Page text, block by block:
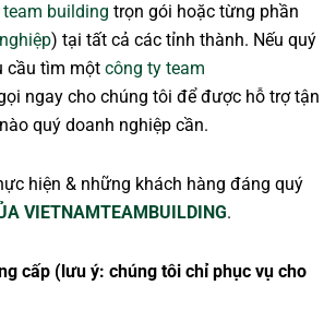
building trọn gói hoặc từng phần
) tại tất cả các tỉnh thành. Nếu quý
cầu tìm một công ty team
ngay cho chúng tôi để được hỗ trợ tận
quý doanh nghiệp cần.
hiện & những khách hàng đáng quý
VIETNAMTEAMBUILDING.
cấp (lưu ý: chúng tôi chỉ phục vụ cho